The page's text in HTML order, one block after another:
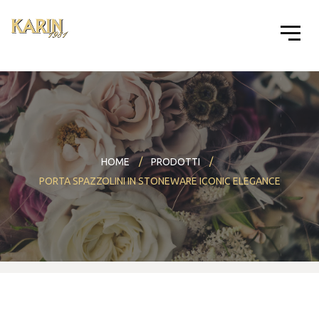
HOME
PRODOTTI
PORTA SPAZZOLINI IN STONEWARE ICONIC ELEGANCE